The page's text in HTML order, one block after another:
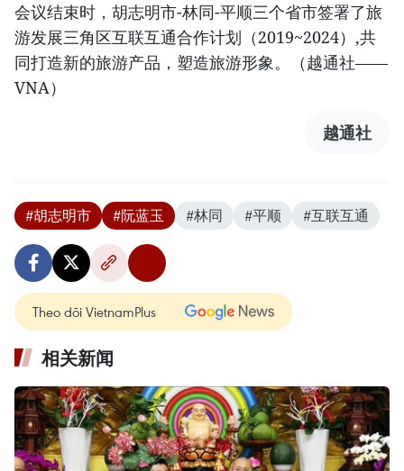
会议结束时，胡志明市-林同-平顺三个省市签署了旅
游发展三角区互联互通合作计划（2019~2024）,共
同打造新的旅游产品，塑造旅游形象。（越通社——
VNA）
越通社
#胡志明市 #阮蓝玉 #林同 #平顺 #互联互通
Theo dõi VietnamPlus
相关新闻